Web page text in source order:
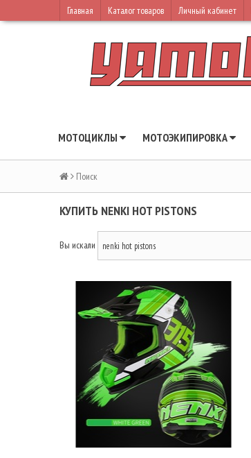
Главная Каталог товаров Личный кабинет
МОТОЦИКЛЫ МОТОЭКИПИРОВКА
Поиск
КУПИТЬ NENKI HOT PISTONS
Вы искали